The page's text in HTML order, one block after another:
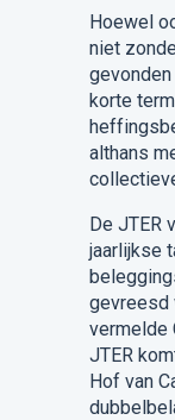
Hoewel
niet
korte
althans
De JTER
jaarlijkse
gevreesd
vermelde
JTER
Hof van